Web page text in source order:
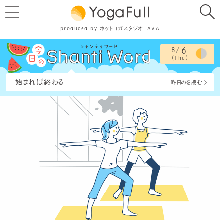
produced by ホットヨガスタジオLAVA
8/ 6
（Thu）
始まれば終わる 昨日のを読む